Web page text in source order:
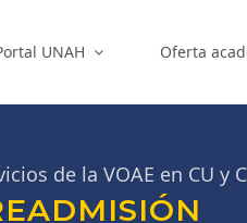
UNAH Oferta
de la VOAE en CU y